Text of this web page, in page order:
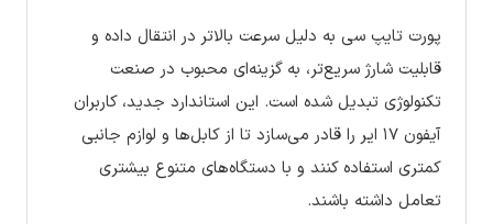
پورت تایپ سی به دلیل سرعت بالاتر در انتقال داده و
قابلیت شارژ سریع‌تر، به گزینه‌ای محبوب در صنعت
تکنولوژی تبدیل شده است. این استاندارد جدید، کاربران
آیفون ۱۷ ایر را قادر می‌سازد تا از کابل‌ها و لوازم جانبی
کمتری استفاده کنند و با دستگاه‌های متنوع بیشتری
تعامل داشته باشند.